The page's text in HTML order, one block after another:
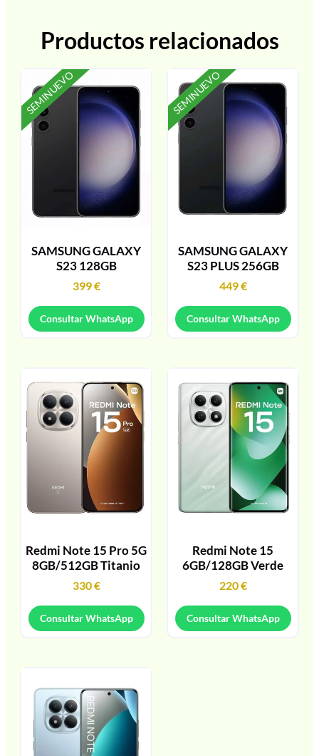
Productos relacionados
SEMINUEVO
SAMSUNG GALAXY
S23 128GB
399€
Consultar WhatsApp
SEMINUEVO
SAMSUNG GALAXY
S23 PLUS 256GB
449€
Consultar WhatsApp
Redmi Note 15 Pro 5G
8GB/512GB Titanio
330€
Consultar WhatsApp
Redmi Note 15
6GB/128GB Verde
220€
Consultar WhatsApp